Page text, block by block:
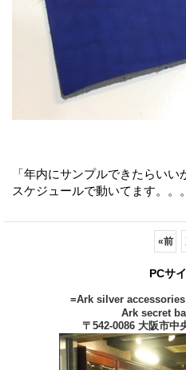
「年内にサンプルできたらい
スケジュールで動いてます。。。
«前
PCサ
=Ark silver accessories
Ark secret
〒542-0086 大阪市中